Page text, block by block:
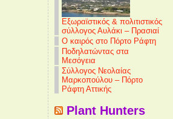
Εξωραϊστικός & πολιτιστικός
σύλλογος Αυλάκι – Πρασιαί
Ο καιρός στο Πόρτο Ράφτη
Ποδηλατώντας στα
Μεσόγεια
Σύλλογος Νεολαίας
Μαρκοπούλου – Πόρτο
Ράφτη Αττικής
Plant Hunters